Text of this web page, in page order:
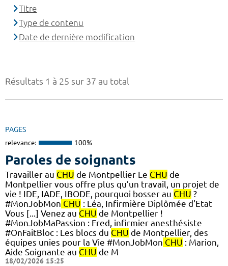
Résultats 1 à 25 sur 37 au total
PAGES
relevance: 100%
Paroles de soignants
Travailler au CHU de Montpellier Le CHU de
Montpellier vous offre plus qu’un travail, un projet de
vie ! IDE, IADE, IBODE, pourquoi bosser au CHU ?
#MonJobMon CHU : Léa, Infirmière Diplômée d'Etat
Vous [...] Venez au CHU de Montpellier !
#MonJobMaPassion : Fred, infirmier anesthésiste
#OnFaitBloc : Les blocs du CHU de Montpellier, des
équipes unies pour la Vie #MonJobMon CHU : Marion,
Aide Soignante au CHU de M
18/02/2026 15:25
Titre
Type de contenu
Date de dernière modification